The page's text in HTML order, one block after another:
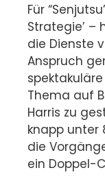
Für
Strategie’ –
die Dienste
Anspruch
Thema auf
Harris zu
knapp unter
die
ein Doppel-